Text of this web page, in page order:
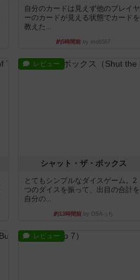
自分のカードは見えず他のプレイヤ
ーのカードが見える状態でカードを
教えた...
約5時間前 by mob567
レビュー
シャット・ザ・ボックス
とてもシンプルなダイスゲーム。2
つのダイスを振って、出目の合計を
自分の...
約13時間前by OSAっち
レビュー